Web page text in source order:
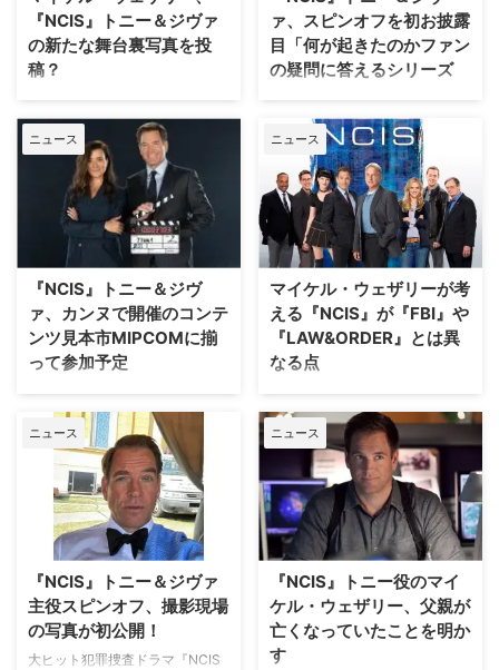
トーンがシリアスになりがちな
『NCIS』において、コミックリ
リーフ的な役割を担うキャラクタ
に出すことを目的に、マイケルは
2012年に米TV Gui …
は2025年内のParamount+（パ
ラマウントプラス）での配信開始
に向けて、昨年からハンガリーの
ブダペストにて撮影が行われてい
別なスニーカーが作られたことを
マイケルは報告。 …
『NCIS』トニー＆ジヴァ
の新たな舞台裏写真を投
稿？
『NCIS ～ネイビー犯罪捜査班』
で絶大なる人気を誇るキャラクタ
ー、トニーとジヴァを主人公に描
くスピンオフドラマ『NCIS:
Tony & Ziva（原題）』。その撮
影がハンガリーのブダペストで行
われるなか、トニー役のマイケ
ル・ウェザリーが番組の舞台裏で
た。 トニーが愛用するサングラ
ス… 『Tony and Ziva』の舞台は
パリ。死んだと思われていたジヴ
ァが、トニーと娘タリの元へ戻り
警備会社が何者かに襲撃され、二
人は危険が迫るなか、事件の黒幕
を …
ァ、スピンオフを初お披露
目「何が起きたのかファン
の疑問に答えるシリーズ
『NCIS ～ネイビー犯罪捜査班』
で絶大なる人気を誇るキャラクタ
ー、トニーとジヴァを主人公に描
くスピンオフドラマ『NCIS:
Tony & Ziva（原題）』。本家シ
リーズから復帰するマイケル・ウ
ェザリーとコート・デ・パブロ
が、フランスのカンヌで開催され
た世界最大級の国際コンテンツ見
本市MIPCOMに揃って参加し、
新番組について語った。 『NCIS:
Tony & Ziva（原題）』本編映像
舞台はパリ。死んだと思われてい
たジヴァがトニーと娘タリの元へ
戻り、一緒に …
ニュース
『NCIS』トニー＆ジヴ
ァ、カンヌで開催のコンテ
ンツ見本市MIPCOMに揃
って参加予定
『NCIS ～ネイビー犯罪捜査班』
の人気キャラクター、マイケル・
ウェザリー演じるトニーとコー
ト・デ・パブロ演じるジヴァを主
役に迎える『NCIS: Tony &
Ziva（原題）』の撮影が順調に進
んでいるようだが、10月21日か
ら24日にフランスで開催される
がわかった。 レッドカーペット
などに登場か 米Deadlineによる
と、『NCIS: Tony and Ziva』の
マイケルとコートは、10月開催
ニュース
マイケル・ウェザリーが考
える『NCIS』が『FBI』や
『LAW&ORDER』とは異
なる点
米CBSの長寿看板番組『NCIS ～
ネイビー犯罪捜査班』でアンソニ
ー・“トニー”・ディノッゾ役を演
じ、新スピンオフドラマ『NCIS:
Tony&Ziva（原題）』に同役でカ
ムバックするマイケル・ウェザリ
ーが、『FBI：特別捜査班』や
『LAW&ORDER』シリーズと
る。 『NCIS』が魅力的な理由 マ
イケルは、本家シリーズでジヴ
ァ・ダヴィード役を演じ、
『Tony&Ziva』に復帰するコー
ニュース
『NCIS』トニー＆ジヴァ
主役スピンオフ、撮影現場
の写真が初公開！
大ヒット犯罪捜査ドラマ『NCIS
ニュース
『NCIS』トニー役のマイ
ケル・ウェザリー、父親が
亡くなっていたことを明か
す